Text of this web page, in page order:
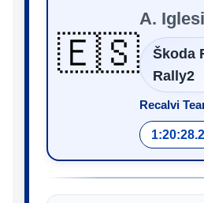
🇪🇸
A.
Škoda
Rally2
Recalvi
1:20:28.2